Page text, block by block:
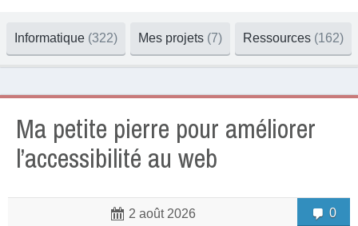
Informatique (322) Mes projets (7) Ressources (162)
Ma petite pierre pour améliorer
l’accessibilité au web
2 août 2026 0